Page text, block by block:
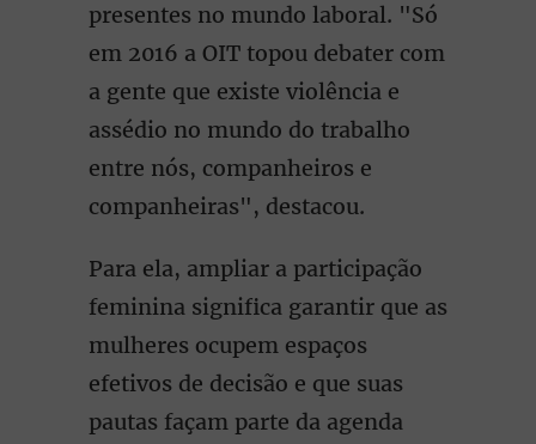
presentes no mundo laboral. "Só
em 2016 a OIT topou debater com
a gente que existe violência e
assédio no mundo do trabalho
entre nós, companheiros e
companheiras", destacou.
Para ela, ampliar a participação
feminina significa garantir que as
mulheres ocupem espaços
efetivos de decisão e que suas
pautas façam parte da agenda